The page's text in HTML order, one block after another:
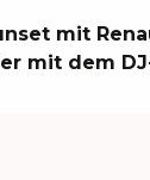
mit
mit dem